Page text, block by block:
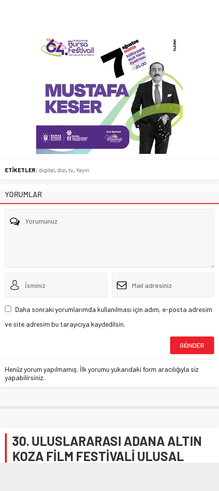
ETİKETLER: digital, dizi, tv, Yayın
YORUMLAR
Daha sonraki yorumlarımda kullanılması için adım, e-posta adresim
ve site adresim bu tarayıcıya kaydedilsin.
Henüz yorum yapılmamış. İlk yorumu yukarıdaki form aracılığıyla siz
yapabilirsiniz.
30. ULUSLARARASI ADANA ALTIN
KOZA FİLM FESTİVALİ ULUSAL